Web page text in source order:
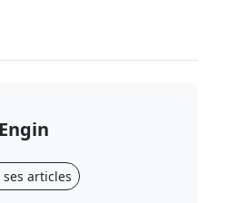
Engin
ses articles